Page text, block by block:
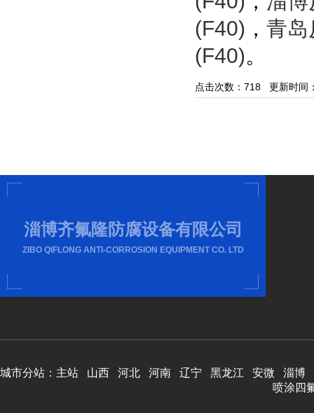
(F40) ， 青岛
(F40)。
点击次数： 718 更新时间
淄博齐氟隆防腐设备有限公司
ZIBO QIFLONG ANTI-CORROSION EQUIPMENT CO. LTD
城市分站： 主站 山西 河北 河南 辽宁 黑龙江 安微
淄博
喷涂四